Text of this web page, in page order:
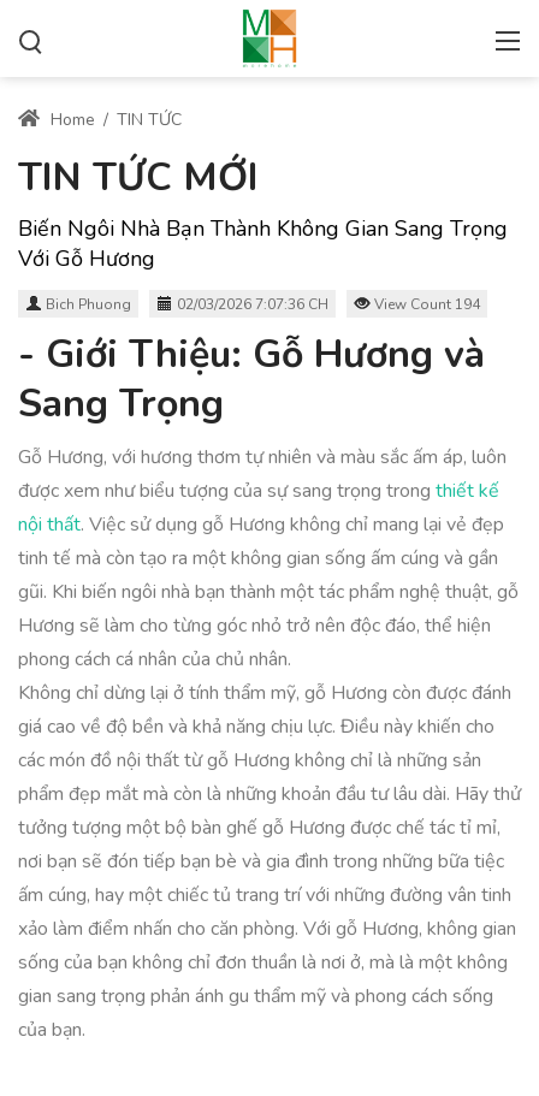
Home / TIN TỨC
TIN TỨC MỚI
Biến Ngôi Nhà Bạn Thành Không Gian Sang Trọng
Với Gỗ Hương
Bich Phuong 02/03/2026 7:07:36 CH View Count 194
- Giới Thiệu: Gỗ Hương và
Sang Trọng
Gỗ Hương, với hương thơm tự nhiên và màu sắc ấm áp, luôn
được xem như biểu tượng của sự sang trọng trong thiết kế
nội thất. Việc sử dụng gỗ Hương không chỉ mang lại vẻ đẹp
tinh tế mà còn tạo ra một không gian sống ấm cúng và gần
gũi. Khi biến ngôi nhà bạn thành một tác phẩm nghệ thuật, gỗ
Hương sẽ làm cho từng góc nhỏ trở nên độc đáo, thể hiện
phong cách cá nhân của chủ nhân.
Không chỉ dừng lại ở tính thẩm mỹ, gỗ Hương còn được đánh
giá cao về độ bền và khả năng chịu lực. Điều này khiến cho
các món đồ nội thất từ gỗ Hương không chỉ là những sản
phẩm đẹp mắt mà còn là những khoản đầu tư lâu dài. Hãy thử
tưởng tượng một bộ bàn ghế gỗ Hương được chế tác tỉ mỉ,
nơi bạn sẽ đón tiếp bạn bè và gia đình trong những bữa tiệc
ấm cúng, hay một chiếc tủ trang trí với những đường vân tinh
xảo làm điểm nhấn cho căn phòng. Với gỗ Hương, không gian
sống của bạn không chỉ đơn thuần là nơi ở, mà là một không
gian sang trọng phản ánh gu thẩm mỹ và phong cách sống
của bạn.